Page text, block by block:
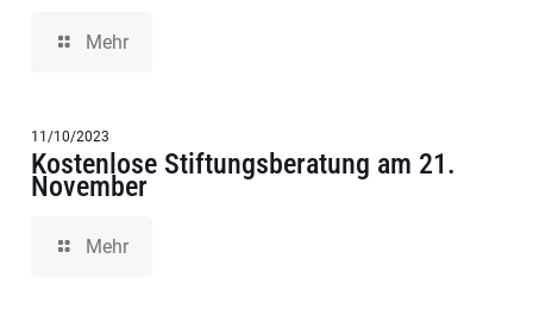
Mehr
11/10/2023
Kostenlose Stiftungsberatung am 21.
November
Mehr